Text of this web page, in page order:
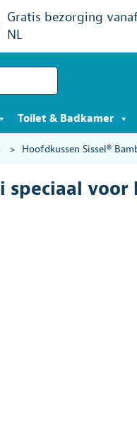
Gratis bezorging
NL
Toilet & Badkamer
> Hoofdkussen Sissel®
speciaal